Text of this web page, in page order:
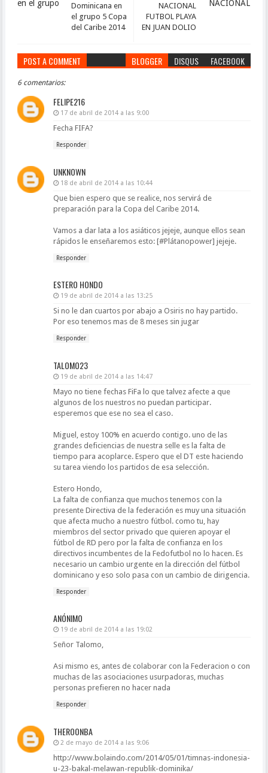
NACIONAL
FUTBOL PLAYA
EN JUAN DOLIO
Dominicana en
el grupo 5 Copa
del Caribe 2014
POST A COMMENT BLOGGER DISQUS FACEBOOK
6 comentarios:
FELIPE216
17 de abril de 2014 a las 9:00
Fecha FIFA?
Responder
UNKNOWN
18 de abril de 2014 a las 10:44
Que bien espero que se realice, nos servirá de
preparación para la Copa del Caribe 2014.
Vamos a dar lata a los asiáticos jejeje, aunque ellos sean
rápidos le enseñaremos esto: [#Plátanopower] jejeje.
Responder
ESTERO HONDO
19 de abril de 2014 a las 13:25
Si no le dan cuartos por abajo a Osiris no hay partido.
Por eso tenemos mas de 8 meses sin jugar
Responder
TALOMO23
19 de abril de 2014 a las 14:47
Mayo no tiene fechas FiFa lo que talvez afecte a que
algunos de los nuestros no puedan participar.
esperemos que ese no sea el caso.
Miguel, estoy 100% en acuerdo contigo. uno de las
grandes deficiencias de nuestra selle es la falta de
tiempo para acoplarce. Espero que el DT este haciendo
su tarea viendo los partidos de esa selección.
Estero Hondo,
La falta de confianza que muchos tenemos con la
presente Directiva de la federación es muy una situación
que afecta mucho a nuestro fútbol. como tu, hay
miembros del sector privado que quieren apoyar el
fútbol de RD pero por la falta de confianza en los
directivos incumbentes de la Fedofutbol no lo hacen. Es
necesario un cambio urgente en la dirección del fútbol
dominicano y eso solo pasa con un cambio de dirigencia.
Responder
ANÓNIMO
19 de abril de 2014 a las 19:02
Señor Talomo,
Asi mismo es, antes de colaborar con la Federacion o con
muchas de las asociaciones usurpadoras, muchas
personas prefieren no hacer nada
Responder
THEROONBA
2 de mayo de 2014 a las 9:06
http://www.bolaindo.com/2014/05/01/timnas-indonesia-
u-23-bakal-melawan-republik-dominika/